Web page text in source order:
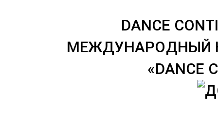
DANCE
МЕЖДУНАРОДНЫЙ
«DANCE